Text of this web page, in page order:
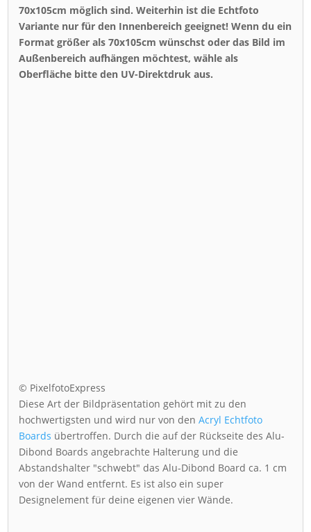
70x105cm möglich sind. Weiterhin ist die Echtfoto
Variante nur für den Innenbereich geeignet! Wenn du ein
Format größer als 70x105cm wünschst oder das Bild im
Außenbereich aufhängen möchtest, wähle als
Oberfläche bitte den UV-Direktdruk aus.
© PixelfotoExpress
Diese Art der Bildpräsentation gehört mit zu den
hochwertigsten und wird nur von denAcryl Echtfoto
Boards übertroffen. Durch die auf der Rückseite des Alu-
Dibond Boards angebrachte Halterung und die
Abstandshalter "schwebt" das Alu-Dibond Board ca. 1 cm
von der Wand entfernt. Es ist also ein super
Designelement für deine eigenen vier Wände.